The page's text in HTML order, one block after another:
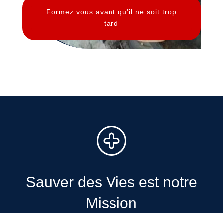
Formez vous avant qu'il ne soit trop
tard
Sauver des Vies est notre
Mission